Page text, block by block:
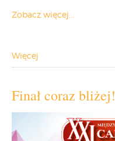
Zobacz więcej...
Więcej
Finał coraz bliżej!